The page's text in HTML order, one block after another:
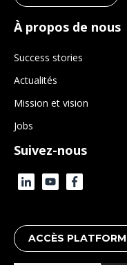
À propos de nous
Success stories
Actualités
Mission et vision
Jobs
Suivez-nous
ACCÈS